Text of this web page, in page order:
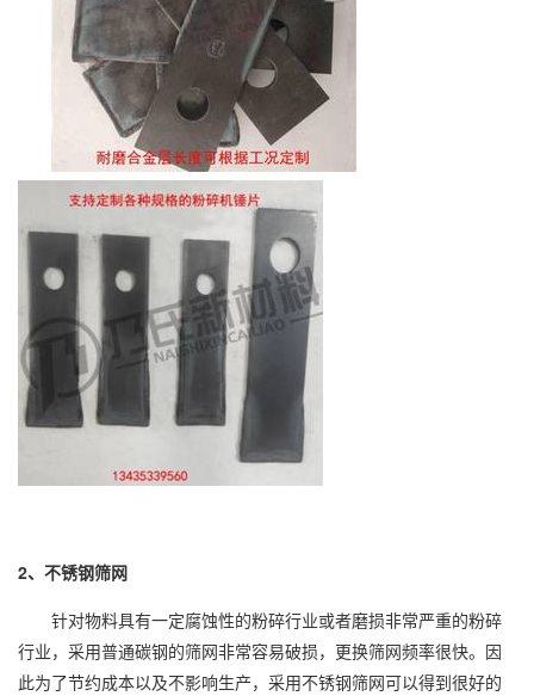
2、不锈钢筛网
针对物料具有一定腐蚀性的粉碎行业或者磨损非常严重的粉碎
行业，采用普通碳钢的筛网非常容易破损，更换筛网频率很快。因
此为了节约成本以及不影响生产，采用不锈钢筛网可以得到很好的